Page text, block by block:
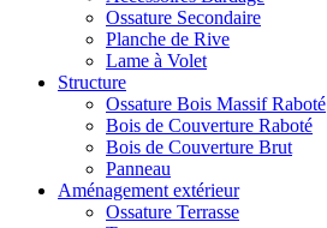
Ossature Secondaire
Planche de Rive
Lame à Volet
Structure
Ossature Bois Massif Raboté
Bois de Couverture Raboté
Bois de Couverture Brut
Panneau
Aménagement extérieur
Ossature Terrasse